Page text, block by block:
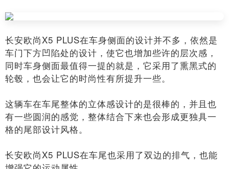
长安欧尚X5 PLUS在车身侧面的设计并不多，依然是
车门下方凹陷处的设计，使它也增加些许的层次感，
同时车身侧面最值得一提的就是，它采用了熏黑式的
轮毂，也会让它的时尚性有所提升一些。
这辆车在车尾整体的立体感设计的是很棒的，并且也
有一些圆润的感觉，整体结合下来也会形成更独具一
格的尾部设计风格。
长安欧尚X5 PLUS在车尾也采用了双边的排气，也能